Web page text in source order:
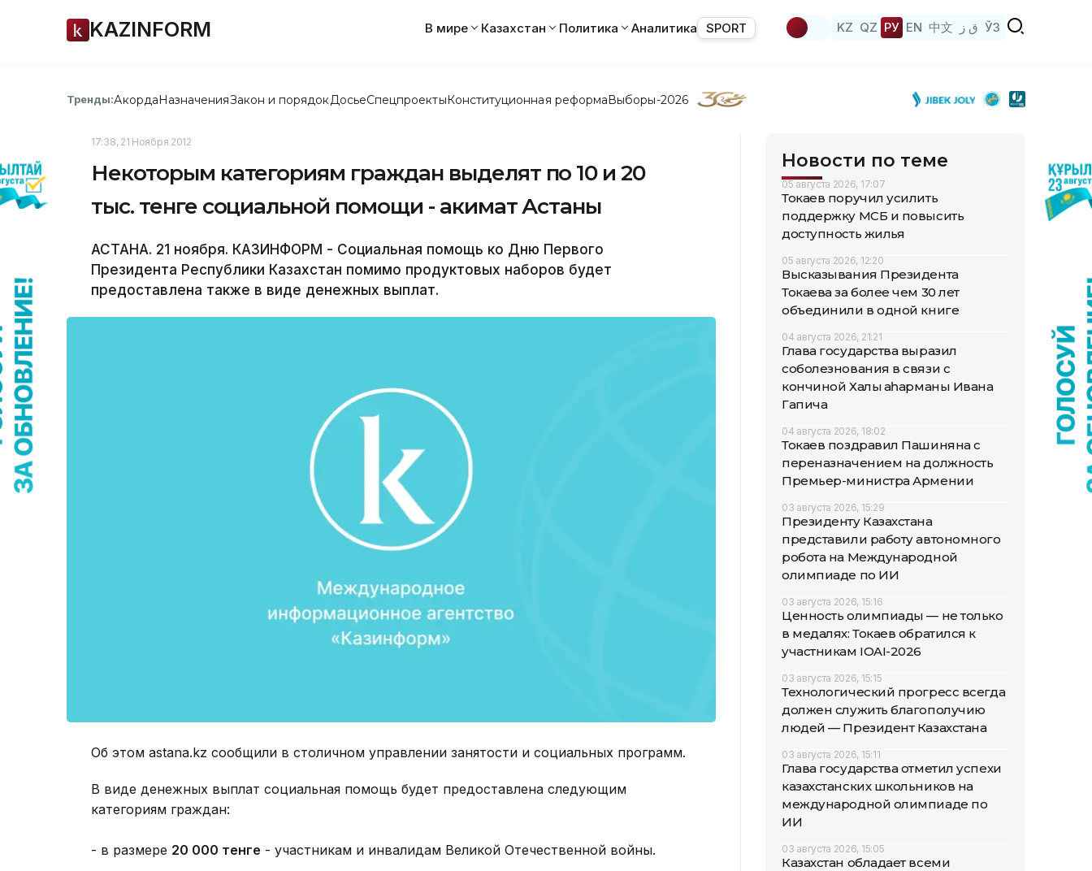
KAZINFORM В мире Казахстан Политика Аналитика SPORT KZ QZ РУ EN 中文 ق ز ЎЗ
Тренды:АкордаНазначенияЗакон и порядок ДосьеСпецпроектыКонституционная реформаВыборы-2026
17:38, 21 Ноября 2012
Некоторым категориям граждан выделят по 10 и 20
тыс. тенге социальной помощи - акимат Астаны
АСТАНА. 21 ноября. КАЗИНФОРМ - Социальная помощь ко Дню Первого
Президента Республики Казахстан помимо продуктовых наборов будет
предоставлена также в виде денежных выплат.
Об этом astana.kz сообщили в столичном управлении занятости и социальных программ.
В виде денежных выплат социальная помощь будет предоставлена следующим
категориям граждан:
- в размере 20 000 тенге - участникам и инвалидам Великой Отечественной войны.
Новости по теме
05 августа 2026, 17:07
Токаев поручил усилить
поддержку МСБ и повысить
доступность жилья
05 августа 2026, 12:20
Высказывания Президента
Токаева за более чем 30 лет
объединили в одной книге
04 августа 2026, 21:21
Глава государства выразил
соболезнования в связи с
кончиной Халық қаһарманы Ивана
Гапича
04 августа 2026, 18:02
Токаев поздравил Пашиняна с
переназначением на должность
Премьер-министра Армении
03 августа 2026, 15:29
Президенту Казахстана
представили работу автономного
робота на Международной
олимпиаде по ИИ
03 августа 2026, 15:16
Ценность олимпиады — не только
в медалях: Токаев обратился к
участникам IOAI-2026
03 августа 2026, 15:15
Технологический прогресс всегда
должен служить благополучию
людей — Президент Казахстана
03 августа 2026, 15:11
Глава государства отметил успехи
казахстанских школьников на
международной олимпиаде по
ИИ
03 августа 2026, 15:05
Казахстан обладает всеми